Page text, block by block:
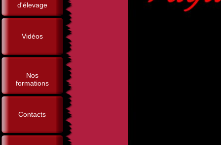
d'élevage
Vidéos
Nos
formations
Contacts